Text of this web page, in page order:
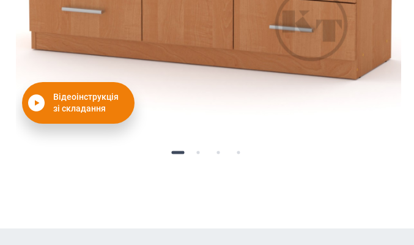
Відеоінструкція
зі складання